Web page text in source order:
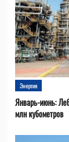
Энергия
Январь-июнь:
млн кубометров